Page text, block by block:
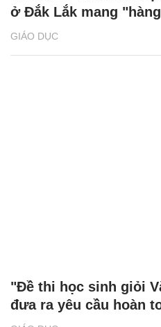
GIÁO DỤC
ở Đắk Lắk mang
"Đề thi học sinh giỏi
đưa ra yêu cầu hoàn